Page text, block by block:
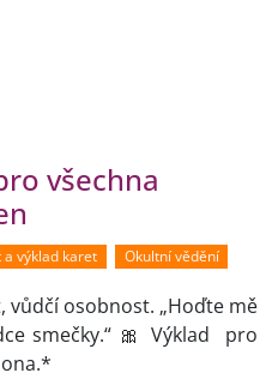
všechna
a výklad karet Okultní vědění
osobnost. „Hoďte mě
smečky.“ 🎀 Výklad pro